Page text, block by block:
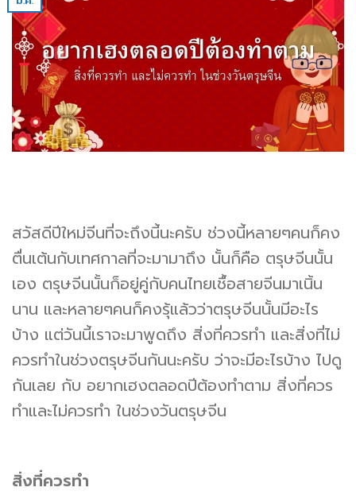
สวัสดีปีใหม่จีนที่จะถึงนี้นะครับ ช่วงนี้หลายๆคนก็คง
ตื่นเต้นกับเทศกาลที่จะมามาถึง นั้นก็คือ ตรุษจีนนั้น
เอง ตรุษจีนนั้นก็อยู่คู่กับคนไทยเชื้อสายจีนมาเนิ้น
นาน และหลายๆคนก็คงรุ้แล้วว่าตรุษจีนนั้นมีอะไร
บ้าง แต่วันนี้เราจะมาพูดถึง สิ่งที่ควรทำ และสิ่งที่ไม่
ควรทำในช่วงตรุษจีนกันนะครับ ว่าจะมีอะไรบ้าง ไปดู
กันเลย กับ อยากเฮงตลอดปีต้องทำตาม สิ่งที่ควร
ทำและไม่ควรทำ ในช่วงวันตรุษจีน
สิ่งที่ควรทำ